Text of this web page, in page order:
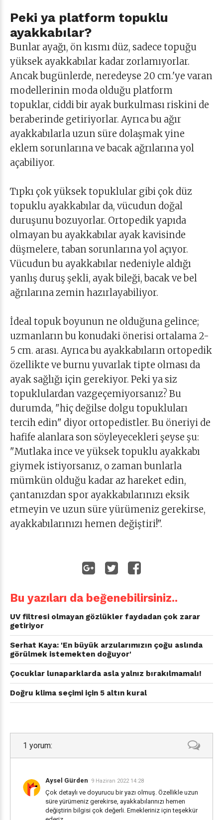
Peki ya platform topuklu
ayakkabılar?
Bunlar ayağı, ön kısmı düz, sadece topuğu
yüksek ayakkabılar kadar zorlamıyorlar.
Ancak bugünlerde, neredeyse 20 cm.'ye varan
modellerinin moda olduğu platform
topuklar, ciddi bir ayak burkulması riskini de
beraberinde getiriyorlar. Ayrıca bu ağır
ayakkabılarla uzun süre dolaşmak yine
eklem sorunlarına ve bacak ağrılarına yol
açabiliyor.
Tıpkı çok yüksek topuklular gibi çok düz
topuklu ayakkabılar da, vücudun doğal
duruşunu bozuyorlar. Ortopedik yapıda
olmayan bu ayakkabılar ayak kavisinde
düşmelere, taban sorunlarına yol açıyor.
Vücudun bu ayakkabılar nedeniyle aldığı
yanlış duruş şekli, ayak bileği, bacak ve bel
ağrılarına zemin hazırlayabiliyor.
İdeal topuk boyunun ne olduğuna gelince;
uzmanların bu konudaki önerisi ortalama 2-
5 cm. arası. Ayrıca bu ayakkabıların ortopedik
özellikte ve burnu yuvarlak tipte olması da
ayak sağlığı için gerekiyor. Peki ya siz
topuklulardan vazgeçemiyorsanız? Bu
durumda, "hiç değilse dolgu topukluları
tercih edin" diyor ortopedistler. Bu öneriyi de
hafife alanlara son söyleyecekleri şeyse şu:
"Mutlaka ince ve yüksek topuklu ayakkabı
giymek istiyorsanız, o zaman bunlarla
mümkün olduğu kadar az hareket edin,
çantanızdan spor ayakkabılarınızı eksik
etmeyin ve uzun süre yürümeniz gerekirse,
ayakkabılarınızı hemen değiştiri!".
Bu yazıları da beğenebilirsiniz..
UV filtresi olmayan gözlükler faydadan çok zarar
getiriyor
Serhat Kaya: 'En büyük arzularımızın çoğu aslında
görülmek istemekten doğuyor'
Çocuklar lunaparklarda asla yalnız bırakılmamalı!
Doğru klima seçimi için 5 altın kural
1 yorum:
Aysel Gürden 9 Haziran 2022 14:28
Çok detaylı ve doyurucu bir yazı olmuş. Özellikle uzun
süre yürümeniz gerekirse, ayakkabılarınızı hemen
değiştirin bilgisi çok değerli. Emekleriniz için teşekkür